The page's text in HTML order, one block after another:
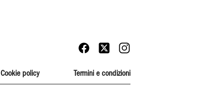
Cookie policy Termini e condizioni